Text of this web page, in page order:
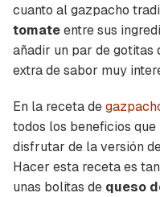
cuanto al gazpacho
tomateentre sus
añadir un par de gotitas
extra de sabor muy
En la receta de
todos los beneficios
disfrutar de la versión
Hacer esta receta es
unas bolitas de queso